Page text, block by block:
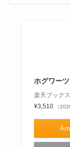
ホグワー
楽天ブックス
¥3,510
（